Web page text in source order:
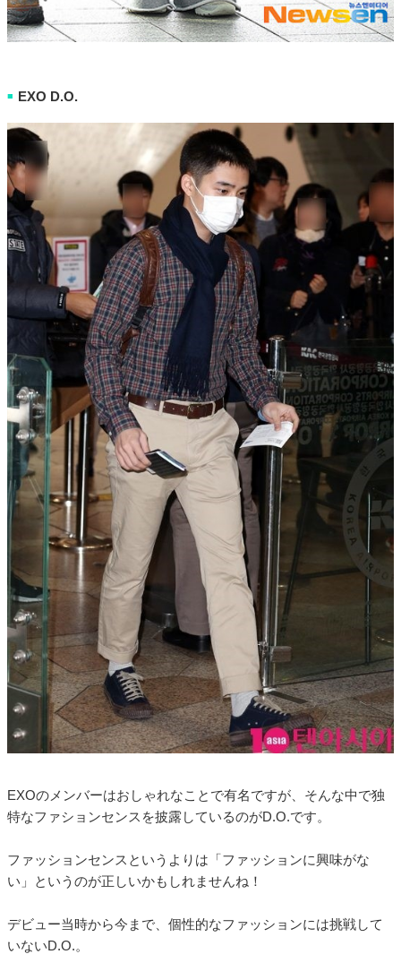
■ EXO D.O.
EXOのメンバーはおしゃれなことで有名ですが、そんな中で独
特なファションセンスを披露しているのがD.O.です。
ファッションセンスというよりは「ファッションに興味がな
い」というのが正しいかもしれませんね！
デビュー当時から今まで、個性的なファッションには挑戦して
いないD.O.。